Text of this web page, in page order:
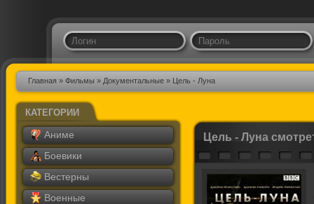
Главная » Фильмы » Документальные » Цель - Луна
КАТЕГОРИИ
Аниме
Боевики
Вестерны
Военные
Цель - Луна